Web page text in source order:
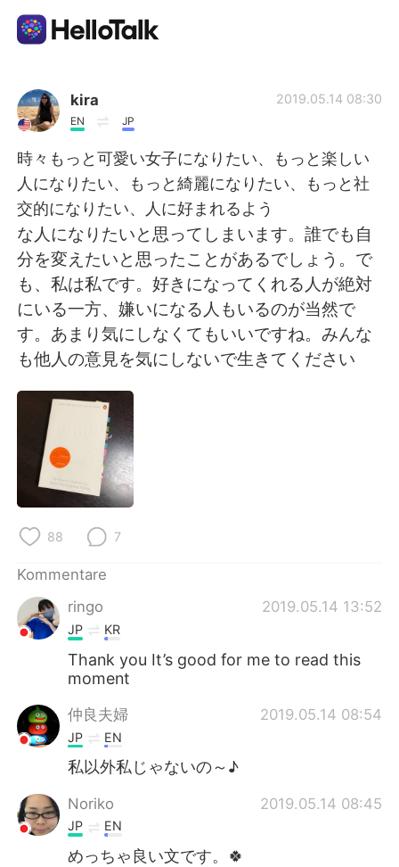
Sprachaustausch-App
AI Grammar Checker
Deutsch
English 简体中文
繁體中文 Español
العربية Français
日本語
Русский
Indonesia
Türkçe
Português
kira
EN JP
2019.05.14 08:30
時々もっと可愛い女子になりたい、もっと楽しい
人になりたい、もっと綺麗になりたい、もっと社
交的になりたい、人に好まれるよう
な人になりたいと思ってしまいます。誰でも自
分を変えたいと思ったことがあるでしょう。で
も、私は私です。好きになってくれる人が絶対
にいる一方、嫌いになる人もいるのが当然で
す。あまり気にしなくてもいいですね。みんな
も他人の意見を気にしないで生きてください
88 7
Kommentare
ringo
2019.05.14 13:52
JP KR
Thank you It’s good for me to read this
moment
仲良夫婦 2019.05.14 08:54
JP EN
私以外私じゃないの～♪
Noriko 2019.05.14 08:45
JP EN
めっちゃ良い文です。🍀